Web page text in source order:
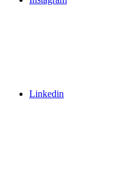
Linkedin